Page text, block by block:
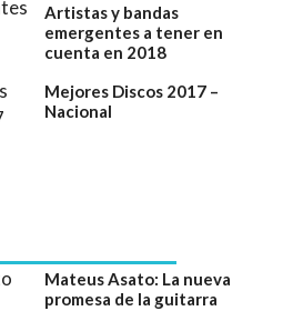
Artistas y bandas
emergentes a tener en
cuenta en 2018
Mejores Discos 2017 –
Nacional
Mateus Asato: La nueva
promesa de la guitarra